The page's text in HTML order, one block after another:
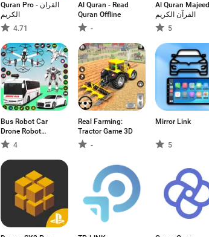
Quran Pro - القران
الكريم
4.71
Al Quran - Read
Quran Offline
-
Al Quran Majeed
القرآن الكريم
5
Bus Robot Car
Drone Robot
Game
4
Real Farming:
Tractor Game 3D
-
Mirror Link
5